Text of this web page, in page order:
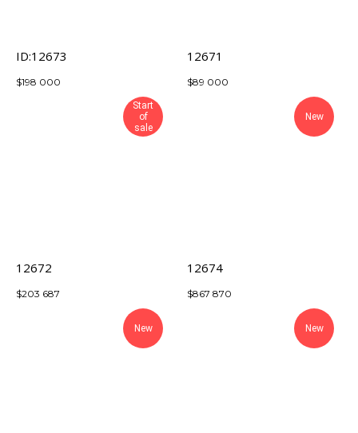
ID:12673
$198 000
12671
$89 000
Start
of
sale
12672
$203 687
New
12674
$867 870
New New